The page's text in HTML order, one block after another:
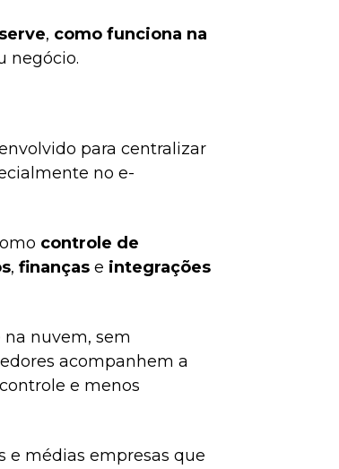
, como funciona na
negócio.
para centralizar
no e-
controle de
, finanças e integrações
nuvem, sem
acompanhem a
e menos
e médias empresas que